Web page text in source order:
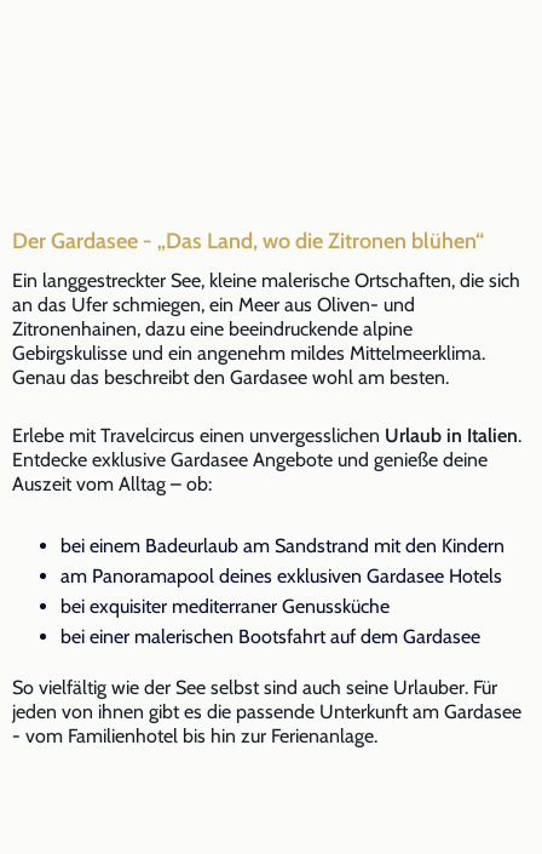
Der Gardasee - „Das Land, wo die Zitronen blühen“
Ein langgestreckter See, kleine malerische Ortschaften, die sich
an das Ufer schmiegen, ein Meer aus Oliven- und
Zitronenhainen, dazu eine beeindruckende alpine
Gebirgskulisse und ein angenehm mildes Mittelmeerklima.
Genau das beschreibt den Gardasee wohl am besten.
Erlebe mit Travelcircus einen unvergesslichen Urlaub in Italien.
Entdecke exklusive Gardasee Angebote und genieße deine
Auszeit vom Alltag – ob:
bei einem Badeurlaub am Sandstrand mit den Kindern
am Panoramapool deines exklusiven Gardasee Hotels
bei exquisiter mediterraner Genussküche
bei einer malerischen Bootsfahrt auf dem Gardasee
So vielfältig wie der See selbst sind auch seine Urlauber. Für
jeden von ihnen gibt es die passende Unterkunft am Gardasee
- vom Familienhotel bis hin zur Ferienanlage.